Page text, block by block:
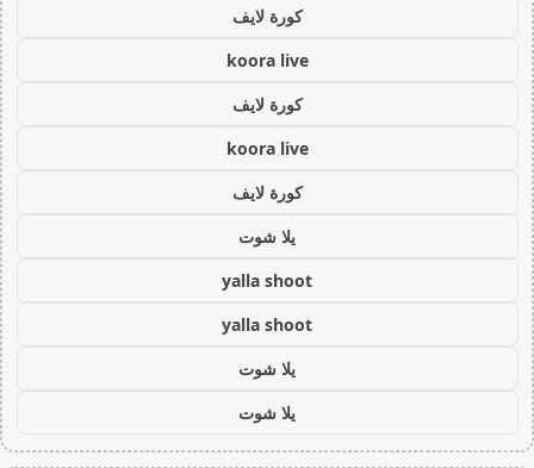
كورة لايف
koora live
كورة لايف
koora live
كورة لايف
يلا شوت
yalla shoot
yalla shoot
يلا شوت
يلا شوت